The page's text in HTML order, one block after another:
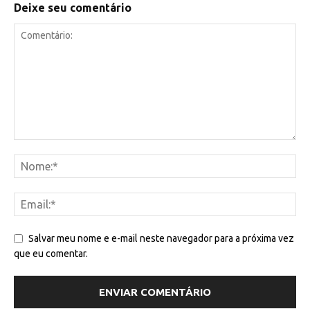
Deixe seu comentário
Salvar meu nome e e-mail neste navegador para a próxima vez
que eu comentar.